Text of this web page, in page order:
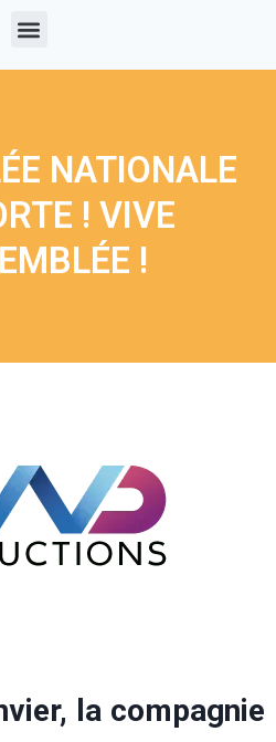
NATIONALE
! VIVE
!
la compagnie